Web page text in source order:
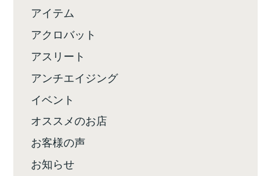
アイテム
アクロバット
アスリート
アンチエイジング
イベント
オススメのお店
お客様の声
お知らせ